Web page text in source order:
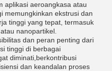
aplikasi aeroangkasa atau
memungkinkan ekstrusi dan
tinggi yang tepat, termasuk
nanopartikel.
dan peran penting dari
tinggi di berbagai
diminati,berkontribusi
dan keandalan proses